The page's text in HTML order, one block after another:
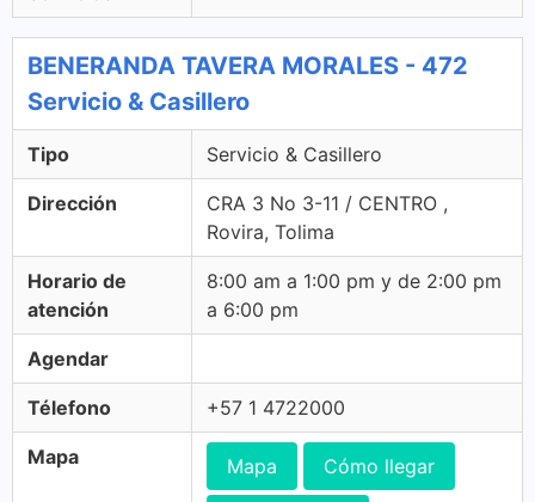
BENERANDA TAVERA MORALES - 472
Servicio & Casillero
Tipo Servicio & Casillero
Dirección
CRA 3 No 3-11 / CENTRO ,
Rovira, Tolima
Horario de
atención
8:00 am a 1:00 pm y de 2:00 pm
a 6:00 pm
Agendar
Télefono +57 1 4722000
Mapa Mapa Cómo llegar